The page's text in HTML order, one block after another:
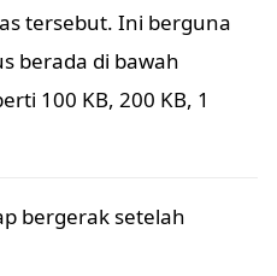
tersebut. Ini berguna
berada di bawah
100 KB, 200 KB, 1
bergerak setelah